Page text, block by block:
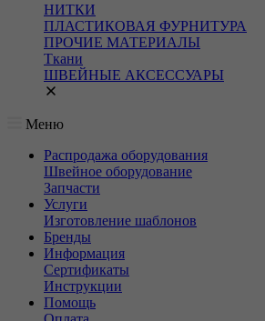
НИТКИ
ПЛАСТИКОВАЯ ФУРНИТУРА
ПРОЧИЕ МАТЕРИАЛЫ
Ткани
ШВЕЙНЫЕ АКСЕССУАРЫ
Меню
Распродажа оборудования
Швейное оборудование
Запчасти
Услуги
Изготовление шаблонов
Бренды
Информация
Сертификаты
Инструкции
Помощь